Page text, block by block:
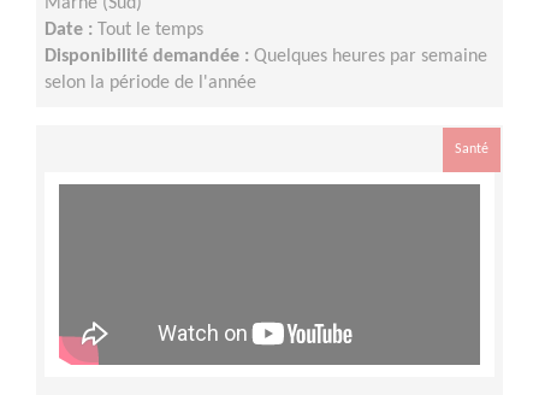
Date :
Tout le temps
Disponibilité demandée : Quelques heures par semaine
selon la période de l'année
Santé